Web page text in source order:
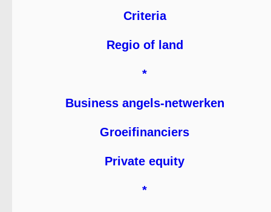
Criteria
Regio of land
*
Business angels-netwerken
Groeifinanciers
Private equity
*